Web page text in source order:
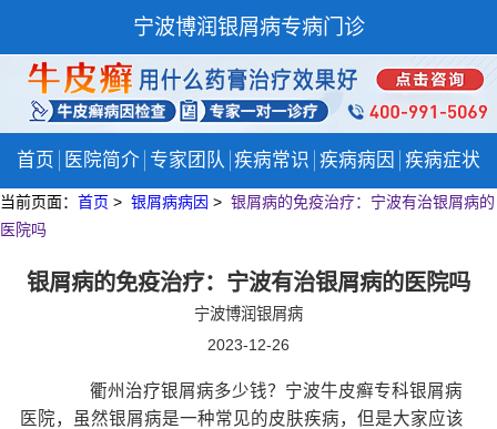
宁波博润银屑病专病门诊
首页 医院简介 专家团队 疾病常识 疾病病因 疾病症状
当前页面： 首页 > 银屑病病因 > 银屑病的免疫治疗：宁波有治银屑病的
医院吗
银屑病的免疫治疗：宁波有治银屑病的医院吗
宁波博润银屑病
2023-12-26
衢州治疗银屑病多少钱？宁波牛皮癣专科银屑病
医院，虽然银屑病是一种常见的皮肤疾病，但是大家应该